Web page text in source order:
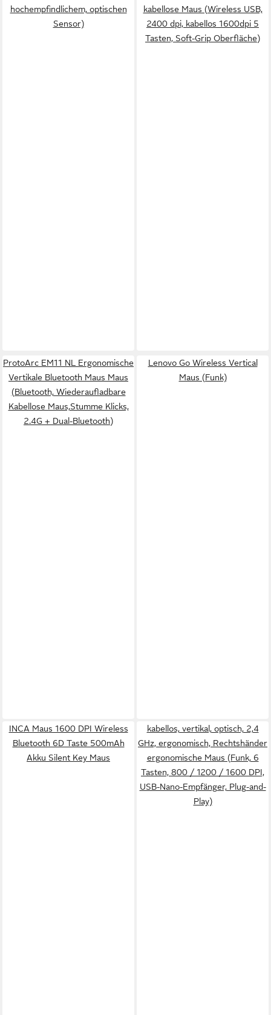
hochempfindlichem, optischen
Sensor)
kabellose Maus (Wireless USB,
2400 dpi, kabellos 1600dpi 5
Tasten, Soft-Grip Oberfläche)
ProtoArc EM11 NL Ergonomische
Vertikale Bluetooth Maus Maus
(Bluetooth, Wiederaufladbare
Kabellose Maus,Stumme Klicks,
2.4G + Dual-Bluetooth)
Lenovo Go Wireless Vertical
Maus (Funk)
INCA Maus 1600 DPI Wireless
Bluetooth 6D Taste 500mAh
Akku Silent Key Maus
kabellos, vertikal, optisch, 2,4
GHz, ergonomisch, Rechtshänder
ergonomische Maus (Funk, 6
Tasten, 800 / 1200 / 1600 DPI,
USB-Nano-Empfänger, Plug-and-
Play)